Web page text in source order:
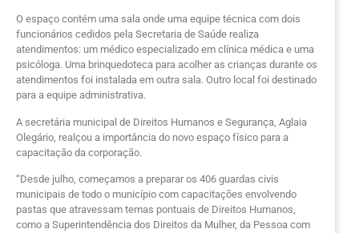
O espaço contém uma sala onde uma equipe técnica com dois
funcionários cedidos pela Secretaria de Saúde realiza
atendimentos: um médico especializado em clínica médica e uma
psicóloga. Uma brinquedoteca para acolher as crianças durante os
atendimentos foi instalada em outra sala. Outro local foi destinado
para a equipe administrativa.
A secretária municipal de Direitos Humanos e Segurança, Aglaia
Olegário, realçou a importância do novo espaço físico para a
capacitação da corporação.
“Desde julho, começamos a preparar os 406 guardas civis
municipais de todo o município com capacitações envolvendo
pastas que atravessam temas pontuais de Direitos Humanos,
como a Superintendência dos Direitos da Mulher, da Pessoa com